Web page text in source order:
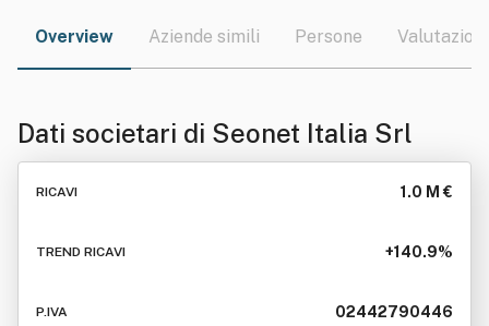
Overview Aziende simili Persone Valutazioni
Dati societari di Seonet Italia Srl
RICAVI 1.0 M €
TREND RICAVI +140.9%
P.IVA 02442790446